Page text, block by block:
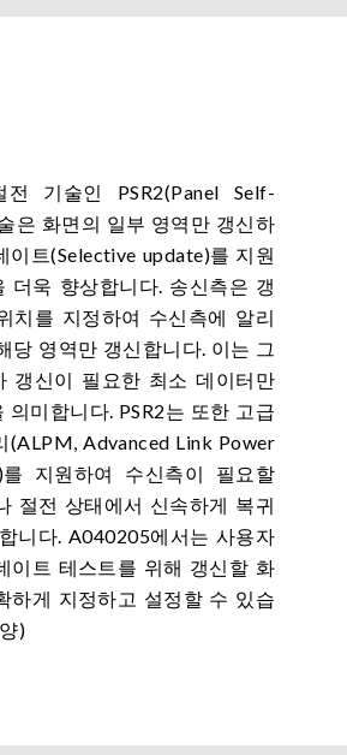
기술인 PSR2(Panel Self-
은 화면의 일부 영역만 갱신하
이트(Selective update)를 지원
더욱 향상합니다. 송신측은 갱
치를 지정하여 수신측에 알리
당 영역만 갱신합니다. 이는 그
갱신이 필요한 최소 데이터만
의미합니다. PSR2는 또한 고급
(ALPM, Advanced Link Power
를 지원하여 수신측이 필요할
절전 상태에서 신속하게 복귀
니다. A040205에서는 사용자
이트 테스트를 위해 갱신할 화
하게 지정하고 설정할 수 있습
)